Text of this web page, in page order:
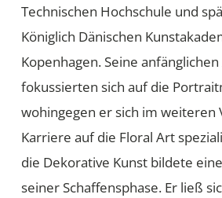
Technischen Hochschule und
Königlich Dänischen
Kopenhagen. Seine
fokussierten sich auf die
wohingegen er sich im weiteren
Karriere auf die Floral Art
die Dekorative Kunst bildete
seiner Schaffensphase. Er ließ